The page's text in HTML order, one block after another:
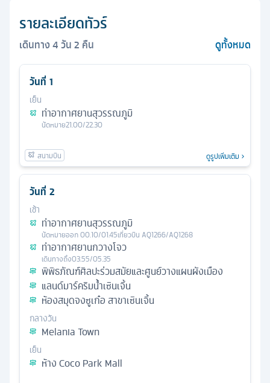
รายละเอียดทัวร์
เดินทาง4วัน2 คืน ดูทั้งหมด
วันที่ 1
เย็น
ท่าอากาศยานสุวรรณภูมิ
นัดหมาย21.00/22.30
ดูรูปเพิ่มเติม
วันที่ 2
เช้า
ท่าอากาศยานสุวรรณภูมิ
นัดหมายออก00.10/01.45เที่ยวบิน AQ1266/AQ1268
ท่าอากาศยานกวางโจว
เดินทางถึง03.55/05.35
พิพิธภัณฑ์ศิลปะร่วมสมัยและศูนย์วางแผนผังเมือง
แลนด์มาร์คริมน้ำเซินเจิ้น
ห้องสมุดจงซูเก๋อ สาขาเซินเจิ้น
กลางวัน
Melania Town
เย็น
ห้าง Coco Park Mall